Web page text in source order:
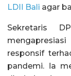
LDII Bali agar
Sekretaris
responsif
pandemi. Ia